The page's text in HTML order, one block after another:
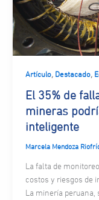
Artículo, Destacado,
El 35% de
mineras
inteligente
Marcela Mendoza
La falta de
costos y riesgos de
La minería